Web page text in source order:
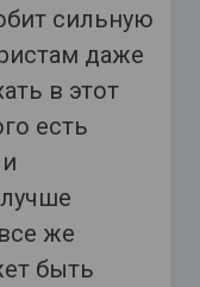
сильную
даже
в этот
есть
же
быть